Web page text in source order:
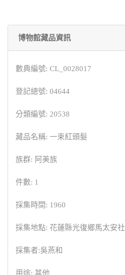
博物館藏品資訊
數典編號: CL_0028017
登記總號: 04644
分類編號: 20538
藏品名稱: 一束紅頭髮
族群: 阿美族
件數: 1
採集時間: 1960
採集地點: 花蓮縣光復鄉馬太安社
採集者:吳燕和
用途: 其他